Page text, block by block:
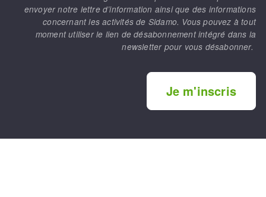
envoyer notre lettre d’information ainsi que des informations
concernant les activités de Sidamo. Vous pouvez à tout
moment utiliser le lien de désabonnement intégré dans la
newsletter pour vous désabonner.
Je m'inscris